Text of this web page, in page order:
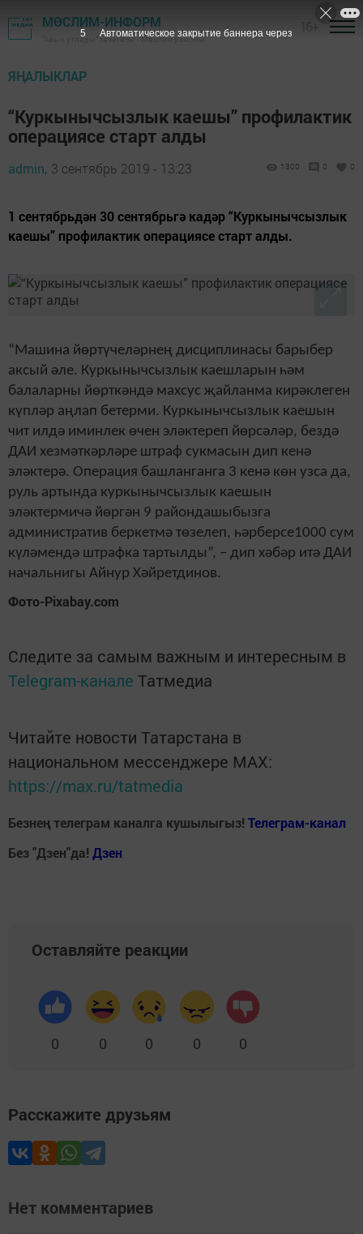
МӨСЛИМ-ИНФОРМ
"Авыл утлары" газетасы - Мөслим районы
ЯҢАЛЫКЛАР
“Куркынычсызлык каешы” профилактик
операциясе старт алды
admin, 3 сентябрь 2019 - 13:23 1300 0 0
1 сентябрьдән 30 сентябрьгә кадәр “Куркынычсызлык
каешы” профилактик операциясе старт алды.
“Машина йөртүчеләрнең дисциплинасы барыбер
аксый әле. Куркынычсызлык каешларын һәм
балаларны йөрткәндә махсус җайланма кирәклеген
күпләр аңлап бетерми. Куркынычсызлык каешын
чит илдә иминлек өчен эләктереп йөрсәләр, бездә
ДАИ хезмәткәрләре штраф сукмасын дип кенә
эләктерә. Операция башланганга 3 кенә көн узса да,
руль артында куркынычсызлык каешын
эләктермичә йөргән 9 райондашыбызга
административ беркетмә төзелеп, һәрберсе1000 сум
күләмендә штрафка тартылды”, – дип хәбәр итә ДАИ
начальнигы Айнур Хәйретдинов.
Фото-Pixabay.com
Следите за самым важным и интересным в
Telegram-канале Татмедиа
Читайте новости Татарстана в
национальном мессенджере MАХ:
https://max.ru/tatmedia
Безнең телеграм каналга кушылыгыз! Телеграм-канал
Без "Дзен"да! Дзен
Оставляйте реакции
0 0 0 0 0
Расскажите друзьям
Нет комментариев
4 Автоматическое закрытие баннера через